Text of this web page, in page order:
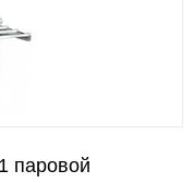
паровой